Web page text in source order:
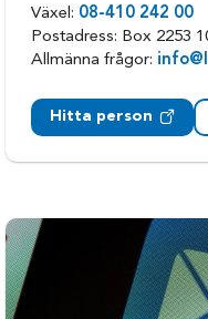
Växel: 08-410 242 00
Postadress: Box 2253
Allmänna frågor:
Hitta person